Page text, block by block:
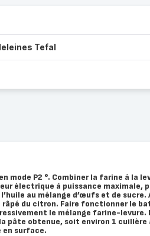
Tefal
mode P2 °. Combiner la farine à la
électrique à puissance maximale,
au mélange d’œufs et de sucre.
du citron. Faire fonctionner le
le mélange farine-levure.
pâte obtenue, soit environ 1 cuillère
en surface.